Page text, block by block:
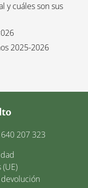
y cuáles son sus
2025-2026
640 207 323